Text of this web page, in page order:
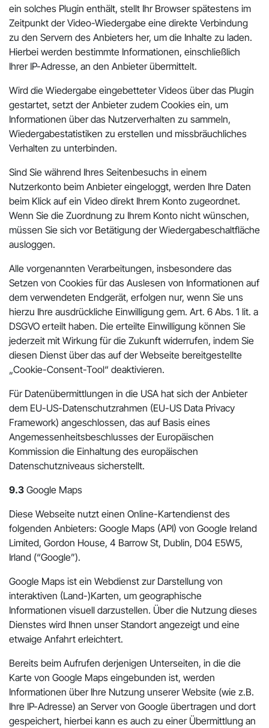
ein solches Plugin enthält, stellt Ihr Browser spätestens im
Zeitpunkt der Video-Wiedergabe eine direkte Verbindung
zu den Servern des Anbieters her, um die Inhalte zu laden.
Hierbei werden bestimmte Informationen, einschließlich
Ihrer IP-Adresse, an den Anbieter übermittelt.
Wird die Wiedergabe eingebetteter Videos über das Plugin
gestartet, setzt der Anbieter zudem Cookies ein, um
Informationen über das Nutzerverhalten zu sammeln,
Wiedergabestatistiken zu erstellen und missbräuchliches
Verhalten zu unterbinden.
Sind Sie während Ihres Seitenbesuchs in einem
Nutzerkonto beim Anbieter eingeloggt, werden Ihre Daten
beim Klick auf ein Video direkt Ihrem Konto zugeordnet.
Wenn Sie die Zuordnung zu Ihrem Konto nicht wünschen,
müssen Sie sich vor Betätigung der Wiedergabeschaltfläche
ausloggen.
Alle vorgenannten Verarbeitungen, insbesondere das
Setzen von Cookies für das Auslesen von Informationen auf
dem verwendeten Endgerät, erfolgen nur, wenn Sie uns
hierzu Ihre ausdrückliche Einwilligung gem. Art. 6 Abs. 1 lit. a
DSGVO erteilt haben. Die erteilte Einwilligung können Sie
jederzeit mit Wirkung für die Zukunft widerrufen, indem Sie
diesen Dienst über das auf der Webseite bereitgestellte
„Cookie-Consent-Tool“ deaktivieren.
Für Datenübermittlungen in die USA hat sich der Anbieter
dem EU-US-Datenschutzrahmen (EU-US Data Privacy
Framework) angeschlossen, das auf Basis eines
Angemessenheitsbeschlusses der Europäischen
Kommission die Einhaltung des europäischen
Datenschutzniveaus sicherstellt.
9.3 Google Maps
Diese Webseite nutzt einen Online-Kartendienst des
folgenden Anbieters: Google Maps (API) von Google Ireland
Limited, Gordon House, 4 Barrow St, Dublin, D04 E5W5,
Irland (“Google”).
Google Maps ist ein Webdienst zur Darstellung von
interaktiven (Land-)Karten, um geographische
Informationen visuell darzustellen. Über die Nutzung dieses
Dienstes wird Ihnen unser Standort angezeigt und eine
etwaige Anfahrt erleichtert.
Bereits beim Aufrufen derjenigen Unterseiten, in die die
Karte von Google Maps eingebunden ist, werden
Informationen über Ihre Nutzung unserer Website (wie z.B.
Ihre IP-Adresse) an Server von Google übertragen und dort
gespeichert, hierbei kann es auch zu einer Übermittlung an